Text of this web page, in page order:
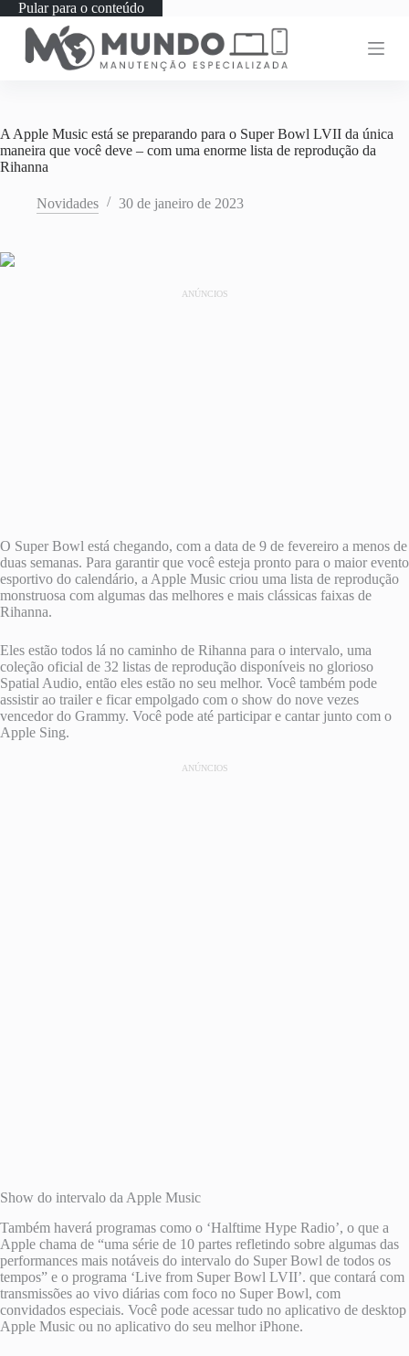
Pular para o conteúdo
A Apple Music está se preparando para o Super Bowl LVII da única
maneira que você deve – com uma enorme lista de reprodução da
Rihanna
Novidades 30 de janeiro de 2023
ANÚNCIOS
O Super Bowl está chegando, com a data de 9 de fevereiro a menos de
duas semanas. Para garantir que você esteja pronto para o maior evento
esportivo do calendário, a Apple Music criou uma lista de reprodução
monstruosa com algumas das melhores e mais clássicas faixas de
Rihanna.
Eles estão todos lá no caminho de Rihanna para o intervalo, uma
coleção oficial de 32 listas de reprodução disponíveis no glorioso
Spatial Audio, então eles estão no seu melhor. Você também pode
assistir ao trailer e ficar empolgado com o show do nove vezes
vencedor do Grammy. Você pode até participar e cantar junto com o
Apple Sing.
ANÚNCIOS
Show do intervalo da Apple Music
Também haverá programas como o ‘Halftime Hype Radio’, o que a
Apple chama de “uma série de 10 partes refletindo sobre algumas das
performances mais notáveis ​​do intervalo do Super Bowl de todos os
tempos” e o programa ‘Live from Super Bowl LVII’. que contará com
transmissões ao vivo diárias com foco no Super Bowl, com
convidados especiais. Você pode acessar tudo no aplicativo de desktop
Apple Music ou no aplicativo do seu melhor iPhone.